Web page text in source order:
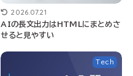
2026.07.21
AIの長文出力はHTMLにまとめさ
せると見やすい
Tech